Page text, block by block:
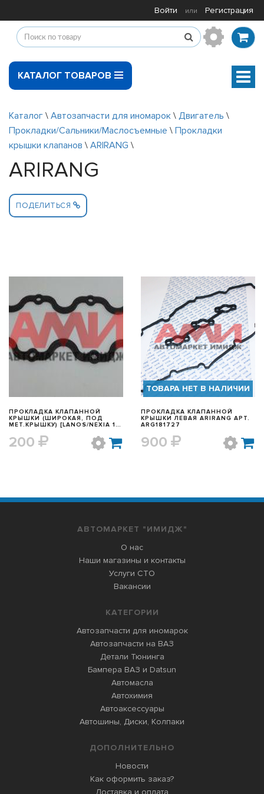
Войти или Регистрация
КАТАЛОГ ТОВАРОВ
Каталог \ Автозапчасти для иномарок \ Двигатель \
Прокладки/Сальники/Маслосъемные \ Прокладки
крышки клапанов \ ARIRANG \
ARIRANG
ПОДЕЛИТЬСЯ
БЫСТРЫЙ ПРОСМОТР
ПРОКЛАДКА КЛАПАННОЙ
КРЫШКИ (ШИРОКАЯ, ПОД
МЕТ.КРЫШКУ) [LANOS/NEXIA 1.5
ARG181712
200
БЫСТРЫЙ ПРОСМОТР
ТОВАРА НЕТ В НАЛИЧИИ
ПРОКЛАДКА КЛАПАННОЙ
КРЫШКИ ЛЕВАЯ ARIRANG АРТ.
ARG181727
900
АВТОМАРКЕТ "ИМИДЖ"
О нас
Наши магазины и контакты
Услуги СТО
Вакансии
КАТЕГОРИИ
Автозапчасти для иномарок
Автозапчасти на ВАЗ
Детали Тюнинга
Бампера ВАЗ и Datsun
Автомасла
Автохимия
Автоаксессуары
Автошины, Диски, Колпаки
ДОПОЛНИТЕЛЬНО
Новости
Как оформить заказ?